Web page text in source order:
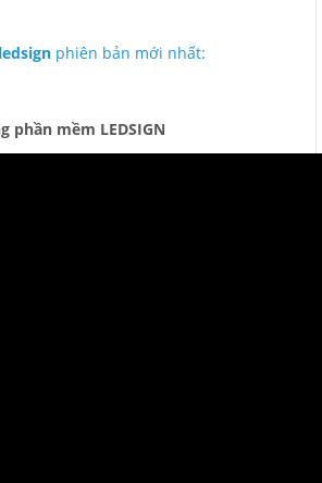
ledsign phiên bản mới nhất:
phần mềm LEDSIGN